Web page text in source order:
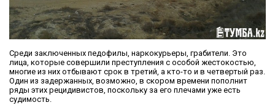
Среди заключенных педофилы, наркокурьеры, грабители. Это
лица, которые совершили преступления с особой жестокостью,
многие из них отбывают срок в третий, а кто-то и в четвертый раз.
Один из задержанных, возможно, в скором времени пополнит
ряды этих рецидивистов, поскольку за его плечами уже есть
судимость.